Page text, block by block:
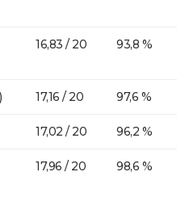
16,83 / 20 93,8 %
) 17,16 / 20 97,6 %
17,02 / 20 96,2 %
17,96 / 20 98,6 %